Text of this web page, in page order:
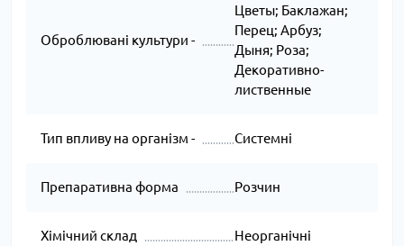
Оброблювані культури -
Цветы; Баклажан;
Перец; Арбуз;
Дыня; Роза;
Декоративно-
лиственные
Тип впливу на організм - Системні
Препаративна форма Розчин
Хімічний склад Неорганічні